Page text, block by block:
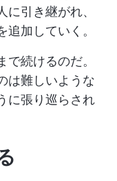
引き継がれ、
加していく。
続けるのだ。
は難しいような
に張り巡らされ